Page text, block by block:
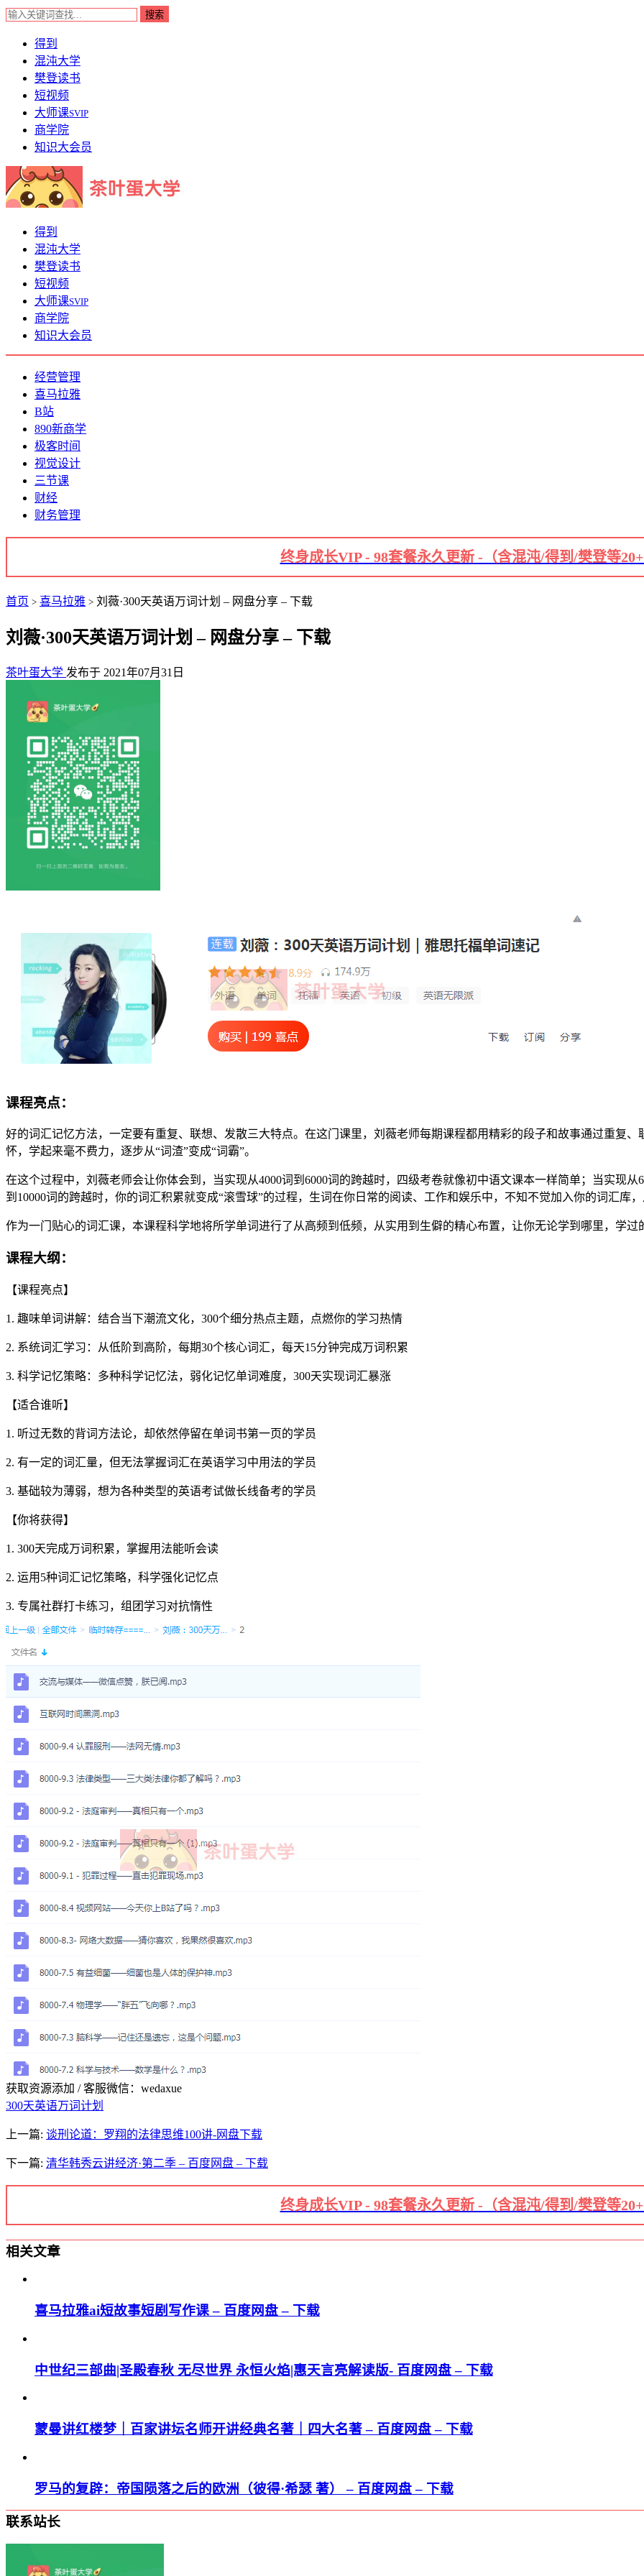
得到
混沌大学
樊登读书
短视频
大师课SVIP
商学院
知识大会员
得到
混沌大学
樊登读书
短视频
大师课SVIP
商学院
知识大会员
经营管理
喜马拉雅
B站
890新商学
极客时间
视觉设计
三节课
财经
财务管理
终身成长VIP - 98套餐永久更新 -（含混沌/得到/樊登等
首页 > 喜马拉雅 > 刘薇·300天英语万词计划 – 网盘分享 – 下载
刘薇·300天英语万词计划 – 网盘分享 – 下载
茶叶蛋大学 发布于 2021年07月31日
课程亮点：
好的词汇记忆方法，一定要有重复、联想、发散三大特点。在这门课里，刘薇老师每期课程都用精彩的段子和故事通过重复
怀，学起来毫不费力，逐步从“词渣”变成“词霸”。
在这个过程中，刘薇老师会让你体会到，当实现从4000词到6000词的跨越时，四级考卷就像初中语文课本一样简单；当实现
到10000词的跨越时，你的词汇积累就变成“滚雪球”的过程，生词在你日常的阅读、工作和娱乐中，不知不觉加入你的词汇库
作为一门贴心的词汇课，本课程科学地将所学单词进行了从高频到低频，从实用到生僻的精心布置，让你无论学到哪里，学过
课程大纲：
【课程亮点】
1. 趣味单词讲解：结合当下潮流文化，300个细分热点主题，点燃你的学习热情
2. 系统词汇学习：从低阶到高阶，每期30个核心词汇，每天15分钟完成万词积累
3. 科学记忆策略：多种科学记忆法，弱化记忆单词难度，300天实现词汇暴涨
【适合谁听】
1. 听过无数的背词方法论，却依然停留在单词书第一页的学员
2. 有一定的词汇量，但无法掌握词汇在英语学习中用法的学员
3. 基础较为薄弱，想为各种类型的英语考试做长线备考的学员
【你将获得】
1. 300天完成万词积累，掌握用法能听会读
2. 运用5种词汇记忆策略，科学强化记忆点
3. 专属社群打卡练习，组团学习对抗惰性
获取资源添加 / 客服微信：wedaxue
300天英语万词计划
上一篇: 谈刑论道：罗翔的法律思维100讲-网盘下载
下一篇: 清华韩秀云讲经济·第二季 – 百度网盘 – 下载
终身成长VIP - 98套餐永久更新 -（含混沌/得到/樊登等
相关文章
喜马拉雅ai短故事短剧写作课 – 百度网盘 – 下载
中世纪三部曲|圣殿春秋 无尽世界 永恒火焰|惠天言亮解读版- 百度网盘 – 下载
蒙曼讲红楼梦｜百家讲坛名师开讲经典名著｜四大名著 – 百度网盘 – 下载
罗马的复辟：帝国陨落之后的欧洲（彼得·希瑟 著） – 百度网盘 – 下载
联系站长